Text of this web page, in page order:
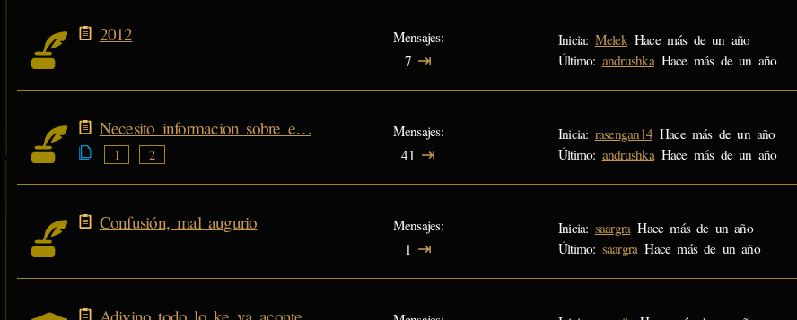
2012
Mensajes
7 ⇥
Inicia: Melek Hace más de un año
Último: andrushka Hace más de un año
Necesito informacion sobre e…
1 2
Mensajes
41 ⇥
Inicia: rasengan14 Hace más de un año
Último: andrushka Hace más de un año
Confusión, mal augurio
Mensajes
1 ⇥
Inicia: saargra Hace más de un año
Último: saargra Hace más de un año